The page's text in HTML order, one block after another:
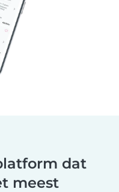
dat
meest